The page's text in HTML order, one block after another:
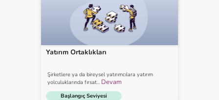
Yatırım Ortaklıkları
Şirketlere ya da bireysel yatırımcılara yatırım
yolculuklarında fırsat... Devam
Başlangıç Seviyesi